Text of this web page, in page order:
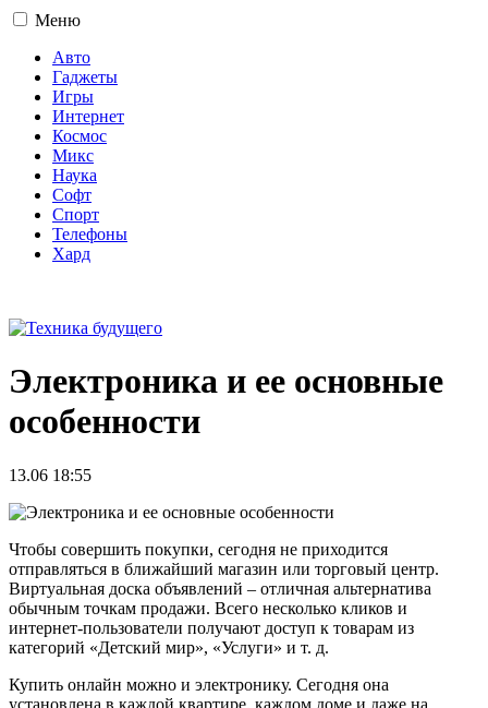
Меню
Авто
Гаджеты
Игры
Интернет
Космос
Микс
Наука
Софт
Спорт
Телефоны
Хард
Электроника и ее основные
особенности
13.06 18:55
Чтобы совершить покупки, сегодня не приходится
отправляться в ближайший магазин или торговый центр.
Виртуальная доска объявлений – отличная альтернатива
обычным точкам продажи. Всего несколько кликов и
интернет-пользователи получают доступ к товарам из
категорий «Детский мир», «Услуги» и т. д.
Купить онлайн можно и электронику. Сегодня она
установлена в каждой квартире, каждом доме и даже на